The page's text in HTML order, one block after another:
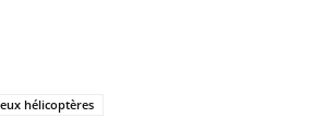
hélicoptères